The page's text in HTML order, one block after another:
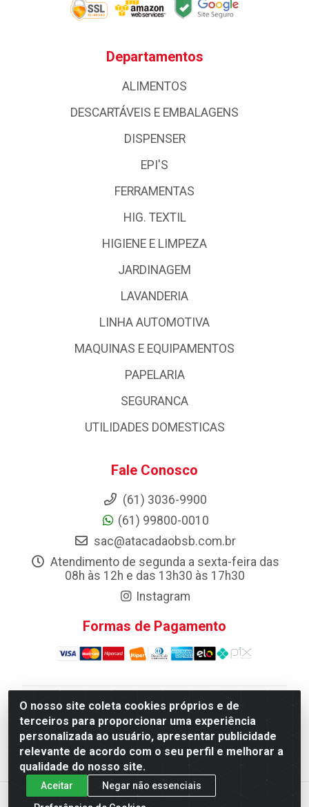
O nosso site coleta cookies próprios e de
terceiros para proporcionar uma experiência
personalizada ao usuário, apresentar publicidade
relevante de acordo com o seu perfil e melhorar a
qualidade do nosso site.
Aceitar
Negar não essenciais
Departamentos
ALIMENTOS
DESCARTÁVEIS E EMBALAGENS
DISPENSER
EPI'S
FERRAMENTAS
HIG. TEXTIL
HIGIENE E LIMPEZA
JARDINAGEM
LAVANDERIA
LINHA AUTOMOTIVA
MAQUINAS E EQUIPAMENTOS
PAPELARIA
SEGURANCA
UTILIDADES DOMESTICAS
Fale Conosco
(61) 3036-9900
(61) 99800-0010
sac@atacadaobsb.com.br
Atendimento de segunda a sexta-feira das
08h às 12h e das 13h30 às 17h30
Instagram
Formas de Pagamento
Atacadao da Limpeza F. Pereira Queiroz Comercio e
Distribuicao LTDA - Quadra Qi 10 Lotes 39 e, 41 - Setor
Industrial (Taguatinga), Brasília/DF - CEP 72.135-100 -
CNPJ 13.184.675/0001-80